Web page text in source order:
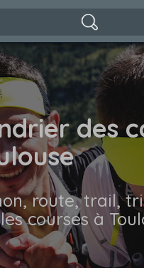
des
route, trail,
courses à